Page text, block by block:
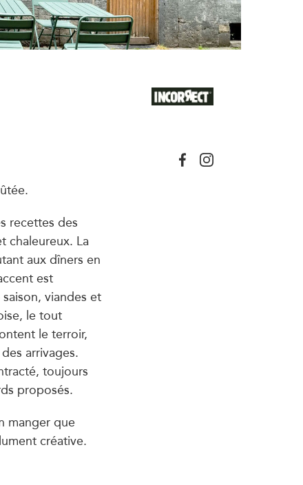
recettes des
chaleureux. La
aux dîners en
est
viandes et
le tout
le terroir,
arrivages.
toujours
proposés.
manger que
créative.